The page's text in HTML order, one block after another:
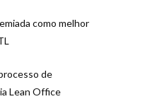
como melhor
de
Lean Office